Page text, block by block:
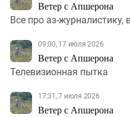
Ветер с Апшерона
Все про аз-журналистику,
09:00, 17 июля 2026
Ветер с Апшерона
Телевизионная пытка
17:31, 7 июля 2026
Ветер с Апшерона